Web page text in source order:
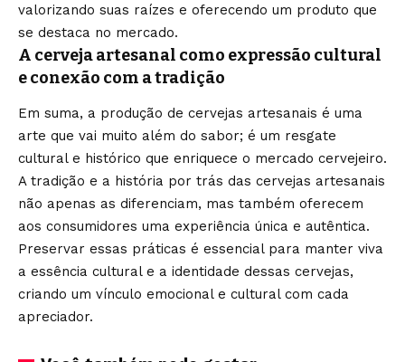
valorizando suas raízes e oferecendo um produto que
se destaca no mercado.
A cerveja artesanal como expressão cultural
e conexão com a tradição
Em suma, a produção de cervejas artesanais é uma
arte que vai muito além do sabor; é um resgate
cultural e histórico que enriquece o mercado cervejeiro.
A tradição e a história por trás das cervejas artesanais
não apenas as diferenciam, mas também oferecem
aos consumidores uma experiência única e autêntica.
Preservar essas práticas é essencial para manter viva
a essência cultural e a identidade dessas cervejas,
criando um vínculo emocional e cultural com cada
apreciador.